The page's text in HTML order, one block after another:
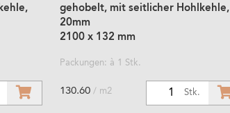
gehobelt, mit seitlicher Hohlkehle,
20mm
2100 x 132 mm
Packungen: à 1 Stk.
Stk.
130.60 / m2